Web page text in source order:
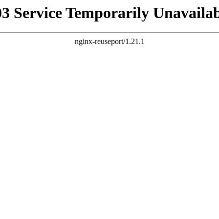
Service Temporarily
nginx-reuseport/1.21.1